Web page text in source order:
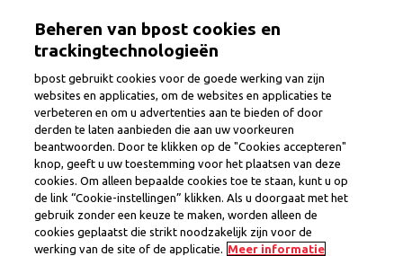
inhoud
Kantoorhouder Vervanger regio
Leuven
ProvincieVlaams-Brabant
Regio Vlaams-Brabant
Beheren van bpost cookies en
trackingtechnologieën
bpost gebruikt cookies voor de goede werking van zijn
websites en applicaties, om de websites en applicaties te
verbeteren en om u advertenties aan te bieden of door
derden te laten aanbieden die aan uw voorkeuren
beantwoorden. Door te klikken op de "Cookies accepteren"
knop, geeft u uw toestemming voor het plaatsen van deze
cookies. Om alleen bepaalde cookies toe te staan, kunt u op
de link “Cookie-instellingen” klikken. Als u doorgaat met het
gebruik zonder een keuze te maken, worden alleen de
cookies geplaatst die strikt noodzakelijk zijn voor de
werking van de site of de applicatie. Meer informatie